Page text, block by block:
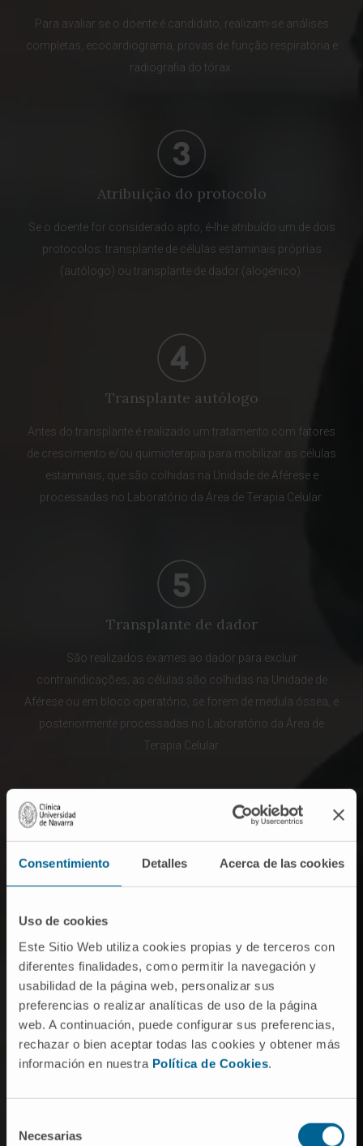
Consentimiento Detalles Acerca de las cookies
Uso de cookies
Este Sitio Web utiliza cookies propias y de terceros con
diferentes finalidades, como permitir la navegación y
usabilidad de la página web, personalizar sus
preferencias o realizar analíticas de uso de la página
web. A continuación, puede configurar sus preferencias,
rechazar o bien aceptar todas las cookies y obtener más
información en nuestra Política de Cookies.
Necesarias
Para avaliar se o doente é candidato, realizam-se análises
completas, ecocardiograma, provas de função respiratória e
radiografia do tórax.
Atribuição do protocolo
Se o doente for considerado apto, é-lhe atribuído um de dois
protocolos: transplante de células estaminais próprias
(autólogo) ou transplante de dador (alogénico).
Transplante autólogo
Antes do transplante é realizado um tratamento com fatores
de crescimento e/ou quimioterapia para mobilizar as células
estaminais, que são colhidas na Unidade de Aférese e
processadas no Laboratório da Área de Terapia Celular.
Transplante de dador
São realizados exames ao dador para excluir
contraindicações; as células são colhidas na Unidade de
Aférese ou em bloco operatório, se forem de medula óssea, e
posteriormente processadas no Laboratório da Área de
Terapia Celular.
Hospitalização
Unidade de Transplante da Clínica.
Acondicionamento